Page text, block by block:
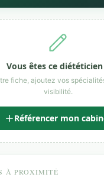
Vous êtes ce diététicien
fiche, ajoutez vos
visibilité.
Référencer mon
À PROXIMITÉ